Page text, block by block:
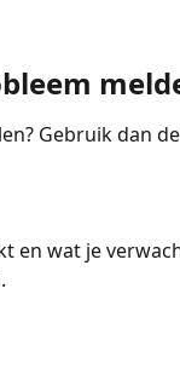
Gebruik dan
en wat je